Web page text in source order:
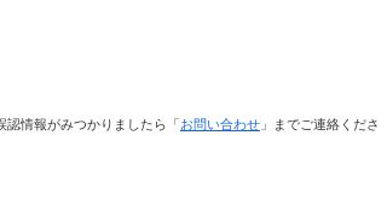
認情報がみつかりましたら「お問い合わせ 」までご連絡くださ